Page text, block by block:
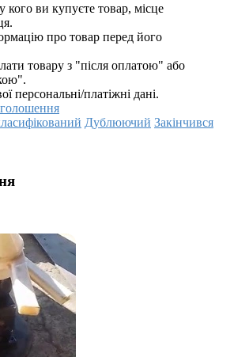
кого ви купуєте товар, місце
про товар перед його
товару з "після оплатою" або
персональні/платіжні дані.
Дублюючий Закінчився